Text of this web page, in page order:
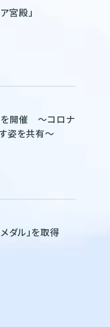
宮殿」
を開催 ～コロナ
姿を共有～
ダル」を取得